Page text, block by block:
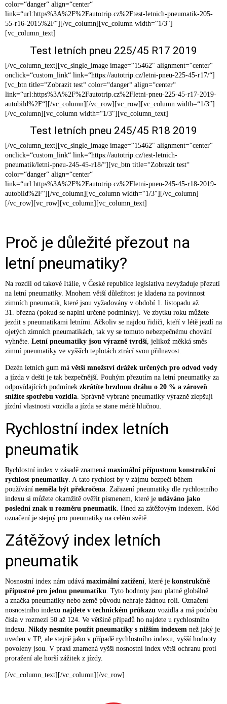
color=“danger“ align=“center“
link=“url:https%3A%2F%2Fautotrip.cz%2Ftest-letnich-pneumatik-205-
55-r16-2015%2F“][/vc_column][vc_column width=“1/3″]
[vc_column_text]
Test letních pneu 225/45 R17 2019
[/vc_column_text][vc_single_image image=“15462″ alignment=“center“
onclick=“custom_link“ link=“https://autotrip.cz/letni-pneu-225-45-r17/“]
[vc_btn title=“Zobrazit test“ color=“danger“ align=“center“
link=“url:https%3A%2F%2Fautotrip.cz%2Fletni-pneu-225-45-r17-2019-
autobild%2F“][/vc_column][/vc_row][vc_row][vc_column width=“1/3″]
[/vc_column][vc_column width=“1/3″][vc_column_text]
Test letních pneu 245/45 R18 2019
[/vc_column_text][vc_single_image image=“15462″ alignment=“center“
onclick=“custom_link“ link=“https://autotrip.cz/test-letnich-
pneumatik/letni-pneu-245-45-r18/“][vc_btn title=“Zobrazit test“
color=“danger“ align=“center“
link=“url:https%3A%2F%2Fautotrip.cz%2Fletni-pneu-245-45-r18-2019-
autobild%2F“][/vc_column][vc_column width=“1/3″][/vc_column]
[/vc_row][vc_row][vc_column][vc_column_text]
Proč je důležité přezout na
letní pneumatiky?
Na rozdíl od takové Itálie, v České republice legislativa nevyžaduje přezutí
na letní pneumatiky. Mnohem větší důležitost je kladena na povinnost
zimních pneumatik, které jsou vyžadovány v období 1. listopadu až
31. března (pokud se naplní určené podmínky). Ve zbytku roku můžete
jezdit s pneumatikami letními. Ačkoliv se najdou řidiči, kteří v létě jezdí na
ojetých zimních pneumatikách, tak vy se tomuto nebezpečnému chování
vyhněte. Letní pneumatiky jsou výrazně tvrdší , jelikož měkká směs
zimní pneumatiky ve vyšších teplotách ztrácí svou přilnavost.
Dezén letních gum má větší množství drážek určených pro odvod vody
a jízda v dešti je tak bezpečnější. Pouhým přezutím na letní pneumatiky za
odpovídajících podmínek zkrátíte brzdnou dráhu o 20 % a zároveň
snížíte spotřebu vozidla. Správně vybrané pneumatiky výrazně zlepšují
jízdní vlastnosti vozidla a jízda se stane méně hlučnou.
Rychlostní index letních
pneumatik
Rychlostní index v zásadě znamená maximální přípustnou konstrukční
rychlost pneumatiky . A tato rychlost by v zájmu bezpečí během
používání neměla být překročena . Zařazení pneumatiky dle rychlostního
indexu si můžete okamžitě ověřit písmenem, které je udáváno jako
poslední znak u rozměru pneumatik . Hned za zátěžovým indexem. Kód
označení je stejný pro pneumatiky na celém světě.
Zátěžový index letních
pneumatik
Nosnostní index nám udává maximální zatížení, které je konstrukčně
přípustné pro jednu pneumatiku. Tyto hodnoty jsou platné globálně
a značka pneumatiky nebo země původu nehraje žádnou roli. Označení
nosnostního indexu najdete v technickém průkazu vozidla a má podobu
čísla v rozmezí 50 až 124. Ve většině případů ho najdete u rychlostního
indexu. Nikdy nesmíte použít pneumatiky s nižším indexem než jaký je
uveden v TP, ale stejně jako v případě rychlostního indexu, vyšší hodnoty
povoleny jsou. V praxi znamená vyšší nosnostní index větší ochranu proti
proražení ale horší zážitek z jízdy.
[/vc_column_text][/vc_column][/vc_row]